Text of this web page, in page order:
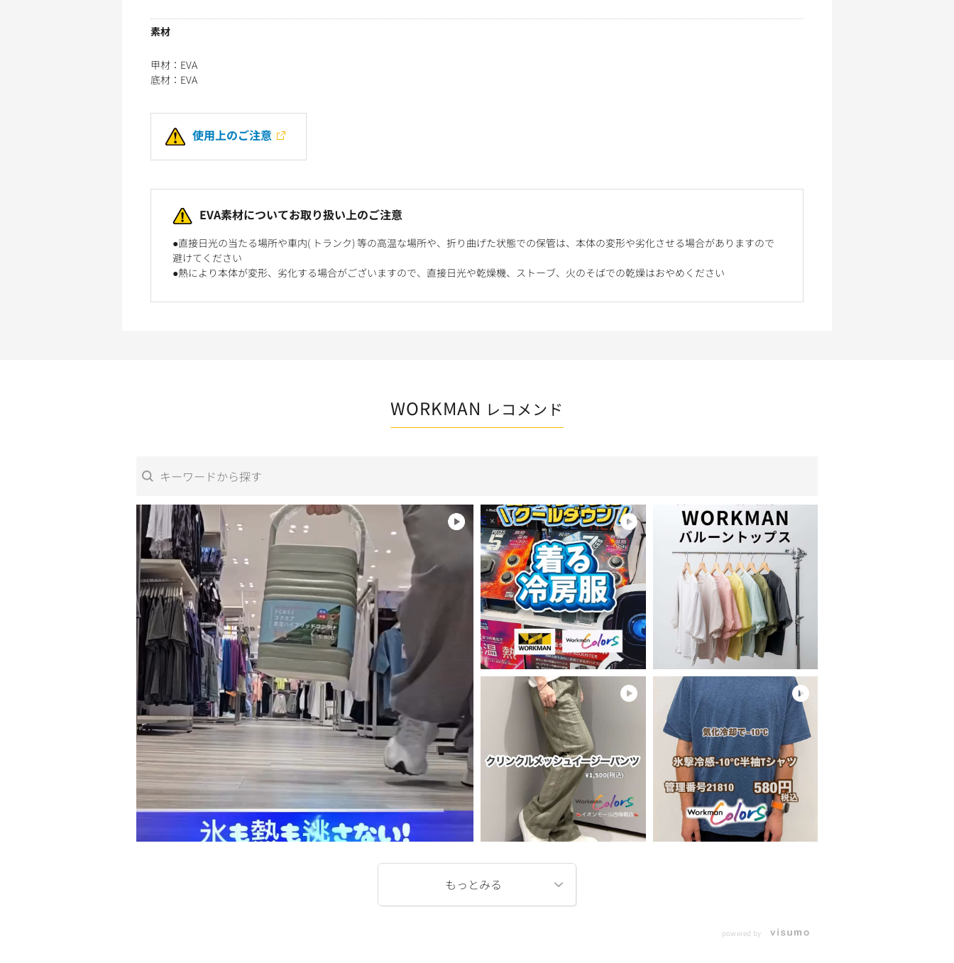
素材
甲材：EVA
底材：EVA
使用上のご注意
EVA素材についてお取り扱い上のご注意
●直接日光の当たる場所や車内( トランク) 等の高温な場所や、折り曲げた状態での保管は、本体の変形や劣化させる場合がありますので
避けてください
●熱により本体が変形、劣化する場合がございますので、直接日光や乾燥機、ストーブ、火のそばでの乾燥はおやめください
WORKMAN レコメンド
powered by